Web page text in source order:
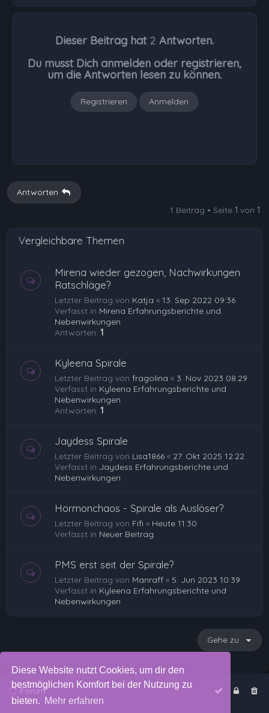
Diese Website nutzt Cookies, um dir den
bestmöglichen Komfort bei der Nutzung zu
bieten. Mehr erfahren
Dieser Beitrag hat 2 Antworten.
Du musst Dich anmelden oder registrieren,
um die Antworten lesen zu können.
Registrieren Anmelden
Antworten
1 Beitrag • Seite 1 von 1
Vergleichbare Themen
Mirena wieder gezogen, Nachwirkungen
Ratschläge?
Letzter Beitrag von Katja « 13. Sep 2022 09:36
Verfasst in Mirena Erfahrungsberichte und
Nebenwirkungen
Antworten: 1
Kyleena Spirale
Letzter Beitrag von fragolina « 3. Nov 2023 08:29
Verfasst in Kyleena Erfahrungsberichte und
Nebenwirkungen
Antworten: 1
Jaydess Spirale
Letzter Beitrag von Lisa1866 « 27. Okt 2025 12:22
Verfasst in Jaydess Erfahrungsberichte und
Nebenwirkungen
Hormonchaos - Spirale als Auslöser?
Letzter Beitrag von Fifi « Heute 11:30
Verfasst in Neuer Beitrag
PMS erst seit der Spirale?
Letzter Beitrag von Manraff « 5. Jun 2023 10:39
Verfasst in Kyleena Erfahrungsberichte und
Nebenwirkungen
Gehe zu
Forum